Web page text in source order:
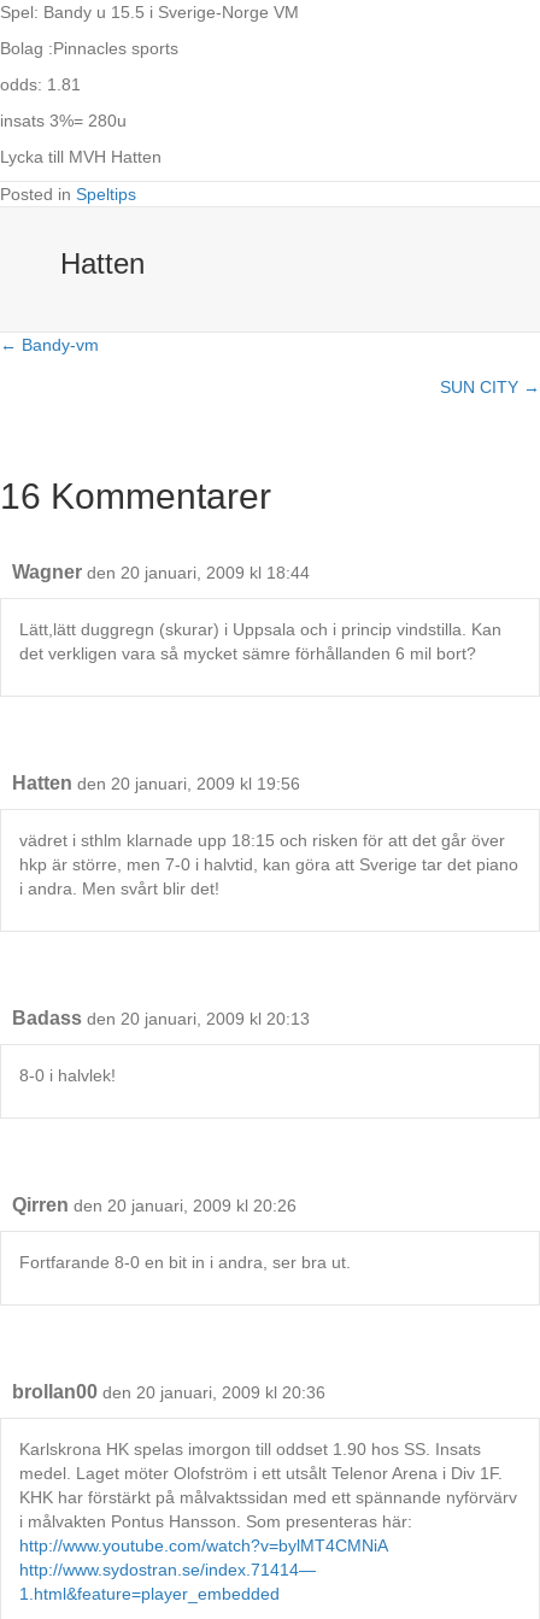
Spel: Bandy u 15.5 i Sverige-Norge VM
Bolag :Pinnacles sports
odds: 1.81
insats 3%= 280u
Lycka till MVH Hatten
Posted in Speltips
Hatten
Posts
← Bandy-vm
SUN CITY →
16 Kommentarer
Wagner den 20 januari, 2009 kl 18:44
Lätt,lätt duggregn (skurar) i Uppsala och i princip vindstilla. Kan
det verkligen vara så mycket sämre förhållanden 6 mil bort?
Hatten den 20 januari, 2009 kl 19:56
vädret i sthlm klarnade upp 18:15 och risken för att det går över
hkp är större, men 7-0 i halvtid, kan göra att Sverige tar det piano
i andra. Men svårt blir det!
Badass den 20 januari, 2009 kl 20:13
8-0 i halvlek!
Qirren den 20 januari, 2009 kl 20:26
Fortfarande 8-0 en bit in i andra, ser bra ut.
brollan00 den 20 januari, 2009 kl 20:36
Karlskrona HK spelas imorgon till oddset 1.90 hos SS. Insats
medel. Laget möter Olofström i ett utsålt Telenor Arena i Div 1F.
KHK har förstärkt på målvaktssidan med ett spännande nyförvärv
i målvakten Pontus Hansson. Som presenteras här:
http://www.youtube.com/watch?v=bylMT4CMNiA
http://www.sydostran.se/index.71414—
1.html&feature=player_embedded